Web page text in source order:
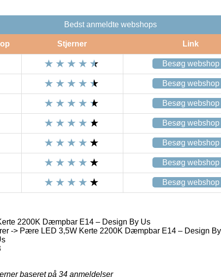
Bedst anmeldte webshops
Stjerner Link
Besøg webshop
Besøg webshop
Besøg webshop
Besøg webshop
Besøg webshop
Besøg webshop
Besøg webshop
2200K Dæmpbar E14 – Design By Us
-> Pære LED 3,5W Kerte 2200K Dæmpbar E14 – Design
baseret på 34 anmeldelser